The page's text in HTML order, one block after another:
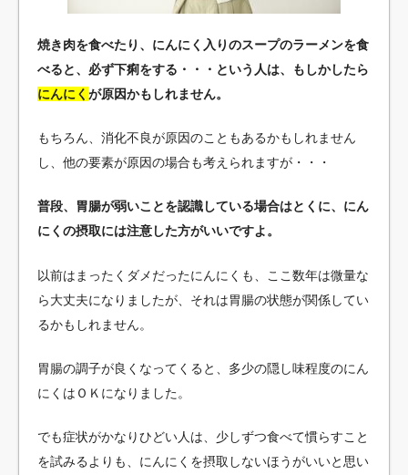
焼き肉を食べたり、にんにく入りのスープのラーメンを食
べると、必ず下痢をする・・・という人は、もしかしたら
にんにく が原因かもしれません。
もちろん、消化不良が原因のこともあるかもしれません
し、他の要素が原因の場合も考えられますが・・・
普段、胃腸が弱いことを認識している場合はとくに、にん
にくの摂取には注意した方がいいですよ。
以前はまったくダメだったにんにくも、ここ数年は微量な
ら大丈夫になりましたが、それは胃腸の状態が関係してい
るかもしれません。
胃腸の調子が良くなってくると、多少の隠し味程度のにん
にくはＯＫになりました。
でも症状がかなりひどい人は、少しずつ食べて慣らすこと
を試みるよりも、にんにくを摂取しないほうがいいと思い